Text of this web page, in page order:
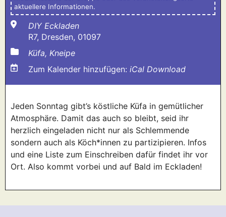
aktuellere Informationen.
DIY Eckladen
R7, Dresden, 01097
Küfa, Kneipe
Zum Kalender hinzufügen: iCal Download
Jeden Sonntag gibt’s köstliche Küfa in gemütlicher
Atmosphäre. Damit das auch so bleibt, seid ihr
herzlich eingeladen nicht nur als Schlemmende
sondern auch als Köch*innen zu partizipieren. Infos
und eine Liste zum Einschreiben dafür findet ihr vor
Ort. Also kommt vorbei und auf Bald im Eckladen!